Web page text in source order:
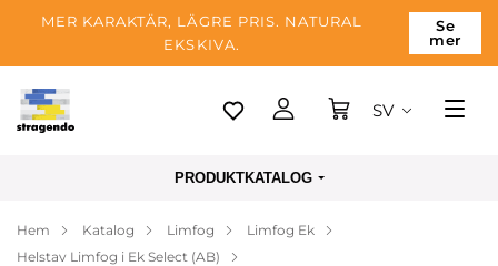
MER KARAKTÄR, LÄGRE PRIS. NATURAL
EKSKIVA.
Se
mer
Tallinn
Betalning
SV
PRODUKTKATALOG
Hem Katalog Limfog
Limfog Ek
Helstav Limfog i Ek Select (AB)